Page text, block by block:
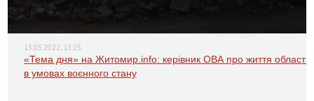
13.05.2022, 13:25
«Тема дня» на Житомир.info: керівник ОВА про життя області
в умовах воєнного стану